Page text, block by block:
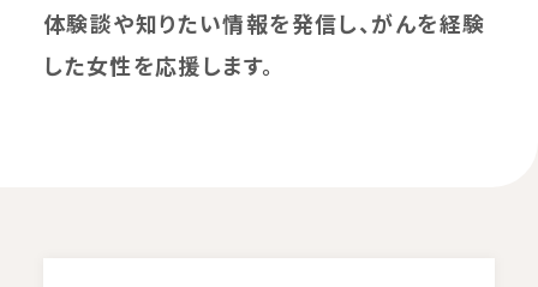
体験談や知りたい情報を発信し、がんを経験
した女性を応援します。